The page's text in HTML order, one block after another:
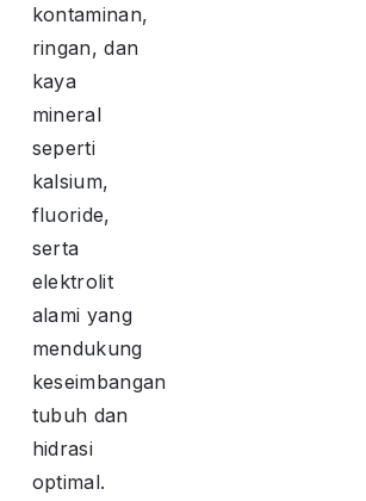
kontaminan,
ringan, dan
kaya
mineral
seperti
kalsium,
fluoride,
serta
elektrolit
alami yang
mendukung
keseimbangan
tubuh dan
hidrasi
optimal.